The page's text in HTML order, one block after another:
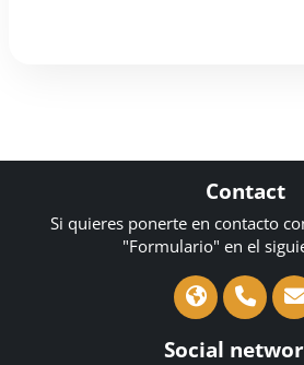
Contact
Si quieres ponerte en contacto
"Formulario" en el
Social